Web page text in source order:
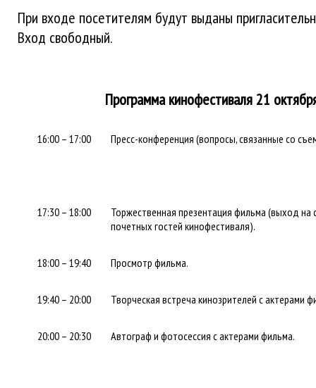
При входе посетителям будут выданы
Вход свободный.
Программа кинофестиваля 21
16:00 – 17:00 Пресс-конференция (вопросы, связанные со
17:30 – 18:00
Торжественная презентация фильма (выход на
почетных гостей кинофестиваля).
18:00 – 19:40 Просмотр фильма.
19:40 – 20:00 Творческая встреча кинозрителей с актерами
20:00 – 20:30 Автограф и фотосессия с актерами фильма.